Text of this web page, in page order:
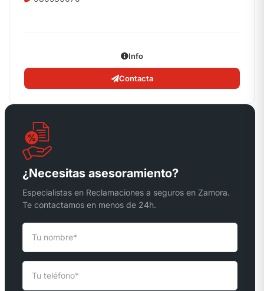
Info
Contacta
¿Necesitas asesoramiento?
Especialistas en Reclamaciones a seguros en Zamora.
Te contactamos en menos de 24h.